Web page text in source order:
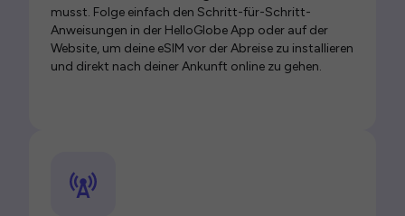
musst. Folge einfach den Schritt-für-Schritt-
Anweisungen in der HelloGlobe App oder auf der
Website, um deine eSIM vor der Abreise zu installieren
und direkt nach deiner Ankunft online zu gehen.